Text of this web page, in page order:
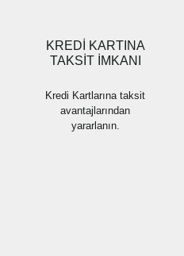
KREDİ KARTINA
TAKSİT İMKANI
Kredi Kartlarına taksit
avantajlarından
yararlanın.